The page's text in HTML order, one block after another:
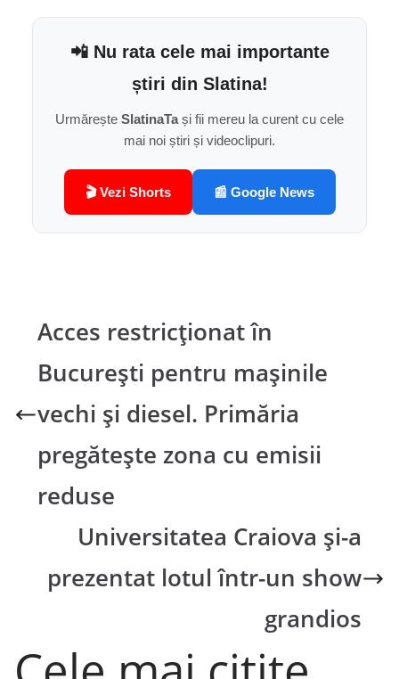
📲 Nu rata cele mai importante
știri din Slatina!
Urmărește SlatinaTași fii mereu la curent cu cele
mai noi știri și videoclipuri.
🎬 Vezi Shorts 📰 Google News
Acces restricționat în
București pentru mașinile
vechi și diesel. Primăria
pregătește zona cu emisii
reduse
Universitatea Craiova și-a
prezentat lotul într-un show
grandios